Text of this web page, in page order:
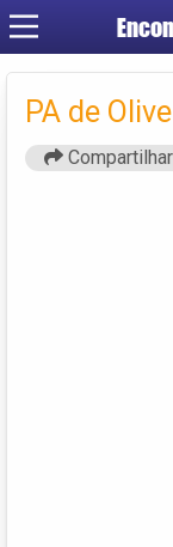
PA de
Compartilhar